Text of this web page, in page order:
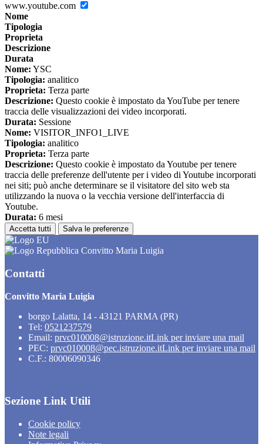
www.youtube.com
Nome
Tipologia
Proprieta
Descrizione
Durata
Nome: YSC
Tipologia: analitico
Proprieta: Terza parte
Descrizione: Questo cookie è impostato da YouTube per tenere
traccia delle visualizzazioni dei video incorporati.
Durata: Sessione
Nome: VISITOR_INFO1_LIVE
Tipologia: analitico
Proprieta: Terza parte
Descrizione: Questo cookie è impostato da Youtube per tenere
traccia delle preferenze dell'utente per i video di Youtube incorporati
nei siti; può anche determinare se il visitatore del sito web sta
utilizzando la nuova o la vecchia versione dell'interfaccia di
Youtube.
Durata: 6 mesi
Accetta tutti Salva le preferenze
Convitto Maria Luigia
Contatti
Convitto Maria Luigia
borgo Lalatta, 14 - 43121 PARMA (PR)
Tel: 0521237579
Email: prvc010008@istruzione.itLink per inviare una mail
PEC: prvc010008@pec.istruzione.itLink per inviare una mail
C.F.: 80006090346
Sezione Link Utili
Cookie policy
Note legali